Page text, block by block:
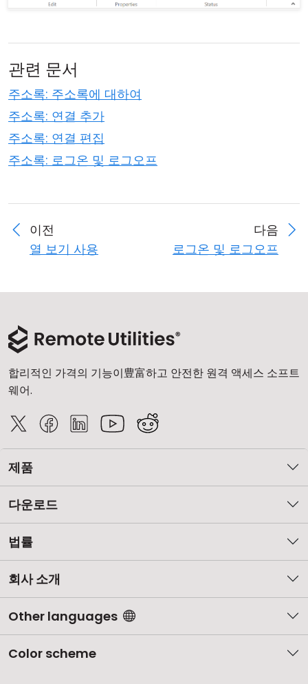
관련 문서
주소록: 주소록에 대하여
주소록: 연결 추가
주소록: 연결 편집
주소록: 로그온 및 로그오프
이전
열 보기 사용
다음
로그온 및 로그오프
합리적인 가격의 기능이豊富하고 안전한 원격 액세스 소프트
웨어.
제품
다운로드
법률
회사 소개
Other languages
Color scheme